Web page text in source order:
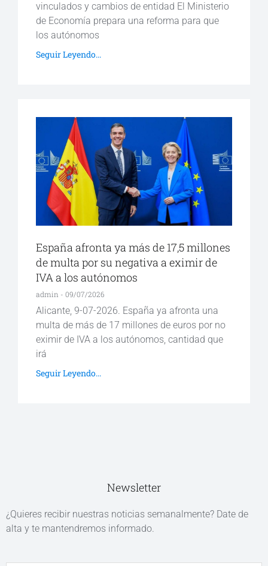
vinculados y cambios de entidad El Ministerio
de Economía prepara una reforma para que
los autónomos
Seguir Leyendo...
España afronta ya más de 17,5 millones
de multa por su negativa a eximir de
IVA a los autónomos
admin 09/07/2026
Alicante, 9-07-2026. España ya afronta una
multa de más de 17 millones de euros por no
eximir de IVA a los autónomos, cantidad que
irá
Seguir Leyendo...
Newsletter
¿Quieres recibir nuestras noticias semanalmente? Date de
alta y te mantendremos informado.